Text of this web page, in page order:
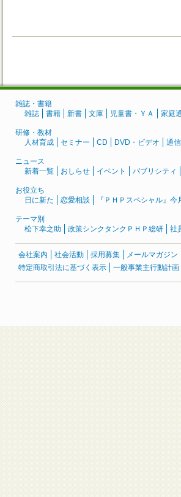
雑誌・書籍
雑誌
書籍 新書 文庫 児童書・ＹＡ 家庭
研修・教材
人材育成
セミナー CD DVD・ビデオ 通
ニュース
新着一覧
おしらせ イベント パブリシティ
お役立ち
日に新た
恋愛相談 『ＰＨＰスペシャル』今
テーマ別
松下幸之助
政策シンクタンクＰＨＰ総研 社
会社案内 社会活動 採用募集 メールマガジン
特定商取引法に基づく表示
一般事業主行動計画